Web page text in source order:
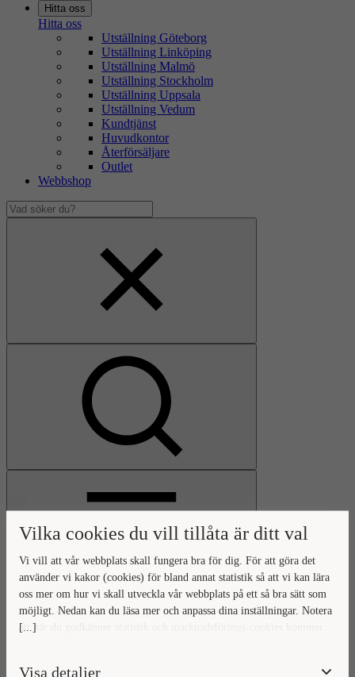
Vilka cookies du vill tillåta är ditt val
[...]
Vi vill att vår webbplats skall fungera bra för dig. För att göra det
använder vi kakor (cookies) för bland annat statistik så att vi kan lära
oss mer om hur vi skall utveckla vår webbplats på ett så bra sätt som
möjligt. Nedan kan du läsa mer och anpassa dina inställningar. Notera
att när du godkänner statistik och marknadsförings-cookies kommer
Visa detaljer
Hitta oss
Hitta oss
Utställning Göteborg
Utställning Linköping
Utställning Malmö
Utställning Stockholm
Utställning Uppsala
Utställning Vedum
Kundtjänst
Huvudkontor
Återförsäljare
Outlet
Webbshop
Vad
söker
Öppna
huvudmeny
GåStäng
huvudmeny